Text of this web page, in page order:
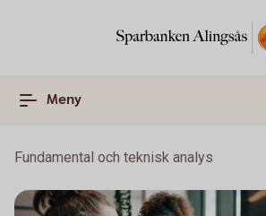
Meny
Fundamental och teknisk analys